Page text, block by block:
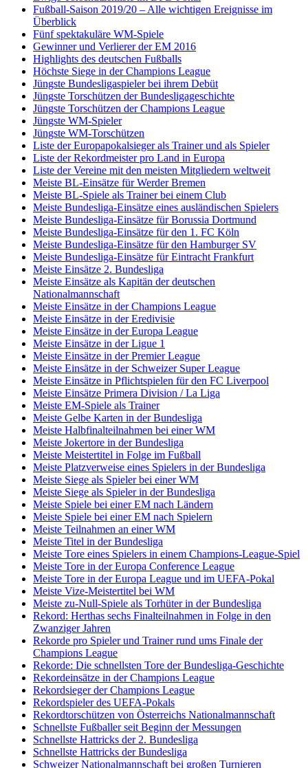
Fußball-Saison 2019/20 – Alle wichtigen Ereignisse im
Überblick
Fünf spektakuläre WM-Spiele
Gewinner und Verlierer der EM 2016
Highlights des deutschen Fußballs
Höchste Siege in der Champions League
Jüngste Bundesligaspieler bei ihrem Debüt
Jüngste Torschützen der Bundesligageschichte
Jüngste Torschützen der Champions League
Jüngste WM-Spieler
Jüngste WM-Torschützen
Liste der Europapokalsieger als Trainer und als Spieler
Liste der Rekordmeister pro Land in Europa
Liste der Vereine mit den meisten Mitgliedern weltweit
Meiste BL-Einsätze für Werder Bremen
Meiste BL-Spiele als Trainer bei einem Club
Meiste Bundesliga-Einsätze eines ausländischen Spielers
Meiste Bundesliga-Einsätze für Borussia Dortmund
Meiste Bundesliga-Einsätze für den 1. FC Köln
Meiste Bundesliga-Einsätze für den Hamburger SV
Meiste Bundesliga-Einsätze für Eintracht Frankfurt
Meiste Einsätze 2. Bundesliga
Meiste Einsätze als Kapitän der deutschen
Nationalmannschaft
Meiste Einsätze in der Champions League
Meiste Einsätze in der Eredivisie
Meiste Einsätze in der Europa League
Meiste Einsätze in der Ligue 1
Meiste Einsätze in der Premier League
Meiste Einsätze in der Schweizer Super League
Meiste Einsätze in Pflichtspielen für den FC Liverpool
Meiste Einsätze Primera Division / La Liga
Meiste EM-Spiele als Trainer
Meiste Gelbe Karten in der Bundesliga
Meiste Halbfinalteilnahmen bei einer WM
Meiste Jokertore in der Bundesliga
Meiste Meistertitel in Folge im Fußball
Meiste Platzverweise eines Spielers in der Bundesliga
Meiste Siege als Spieler bei einer WM
Meiste Siege als Spieler in der Bundesliga
Meiste Spiele bei einer EM nach Ländern
Meiste Spiele bei einer EM nach Spielern
Meiste Teilnahmen an einer WM
Meiste Titel in der Bundesliga
Meiste Tore eines Spielers in einem Champions-League-Spiel
Meiste Tore in der Europa Conference League
Meiste Tore in der Europa League und im UEFA-Pokal
Meiste Vize-Meistertitel bei WM
Meiste zu-Null-Spiele als Torhüter in der Bundesliga
Rekord: Herthas sechs Finalteilnahmen in Folge in den
Zwanziger Jahren
Rekorde pro Spieler und Trainer rund ums Finale der
Champions League
Rekorde: Die schnellsten Tore der Bundesliga-Geschichte
Rekordeinsätze in der Champions League
Rekordsieger der Champions League
Rekordspieler des UEFA-Pokals
Rekordtorschützen von Österreichs Nationalmannschaft
Schnellste Fußballer seit Beginn der Messungen
Schnellste Hattricks der 2. Bundesliga
Schnellste Hattricks der Bundesliga
Schweizer Nationalmannschaft bei großen Turnieren